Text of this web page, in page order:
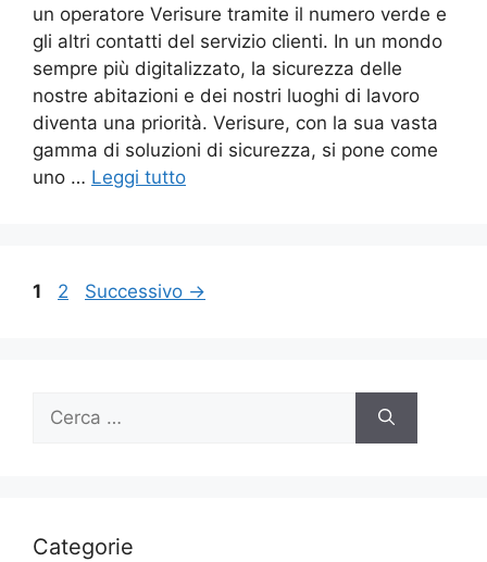
un operatore Verisure tramite il numero verde e
gli altri contatti del servizio clienti. In un mondo
sempre più digitalizzato, la sicurezza delle
nostre abitazioni e dei nostri luoghi di lavoro
diventa una priorità. Verisure, con la sua vasta
gamma di soluzioni di sicurezza, si pone come
uno … Leggi tutto
Pagina
1 Pagina
2 Successivo →
Ricerca
Categorie